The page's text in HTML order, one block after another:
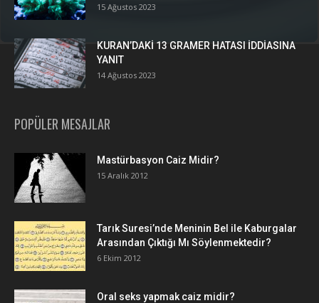
15 Ağustos 2023
KURAN’DAKİ 13 GRAMER HATASI İDDİASINA
YANIT
14 Ağustos 2023
POPÜLER MESAJLAR
Mastürbasyon Caiz Midir?
15 Aralık 2012
Tarık Suresi’nde Meninin Bel ile Kaburgalar
Arasından Çıktığı Mı Söylenmektedir?
6 Ekim 2012
Oral seks yapmak caiz midir?